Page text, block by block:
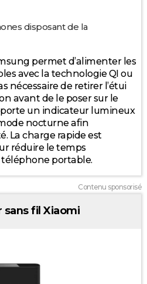
disposant de la
permet d’alimenter les
avec la technologie QI ou
nécessaire de retirer l’étui
avant de le poser sur le
un indicateur lumineux
nocturne afin
La charge rapide est
réduire le temps
téléphone portable.
Contenu sponsorisé
sans fil Xiaomi